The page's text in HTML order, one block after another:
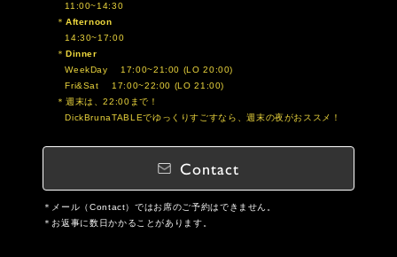
11:00~14:30
Afternoon
14:30~17:00
Dinner
WeekDay 17:00~21:00 (LO 20:00)
Fri&Sat 17:00~22:00 (LO 21:00)
週末は、22:00まで！
DickBrunaTABLEでゆっくりすごすなら、週末の夜がおススメ！
Contact
メール（Contact）ではお席のご予約はできません。
お返事に数日かかることがあります。